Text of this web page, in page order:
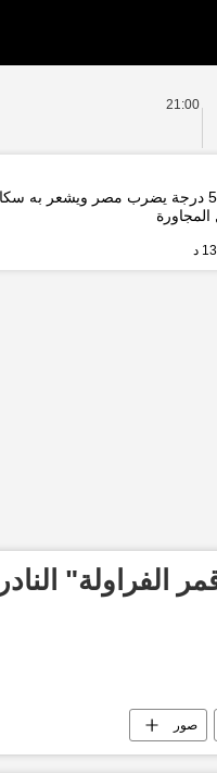
21:00
زلزال بقوة 5.6 درجة يضرب مصر ويشعر به
13 د
الفراولة"
صور